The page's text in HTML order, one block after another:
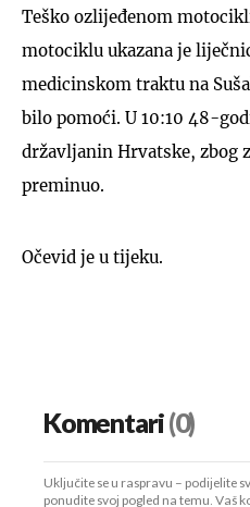
Teško ozlijeđenom
motociklu ukazana je
medicinskom traktu na
bilo pomoći. U 10:10 48-
državljanin Hrvatske, zbog
preminuo.
Očevid je u tijeku.
Komentari(0)
Uključite se u raspravu – podijelite
ponudite svoj pogled na temu. Vaš